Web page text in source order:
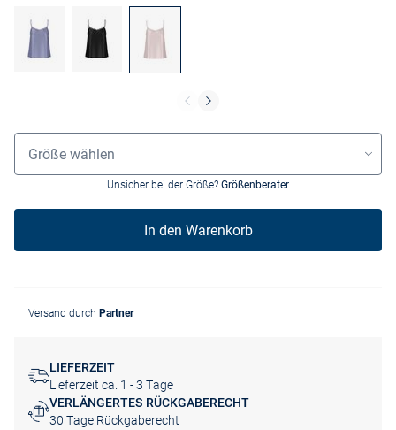
Größenauswahl
Größe wählen
Unsicher bei der Größe? Größenberater
In den Warenkorb
Versand durch Partner
LIEFERZEIT
Lieferzeit ca. 1 - 3 Tage
VERLÄNGERTES RÜCKGABERECHT
30 Tage Rückgaberecht